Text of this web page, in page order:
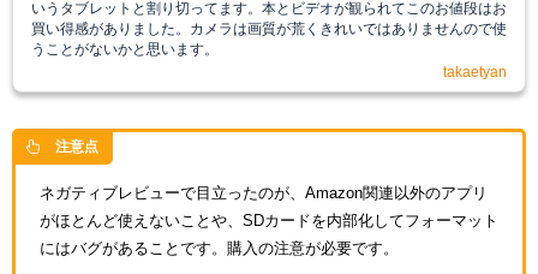
いうタブレットと割り切ってます。本とビデオが観られてこのお値段はお
買い得感がありました。カメラは画質が荒くきれいではありませんので使
うことがないかと思います。
takaetyan
注意点
ネガティブレビューで目立ったのが、Amazon関連以外のアプリ
がほとんど使えないことや、SDカードを内部化してフォーマット
にはバグがあることです。購入の注意が必要です。